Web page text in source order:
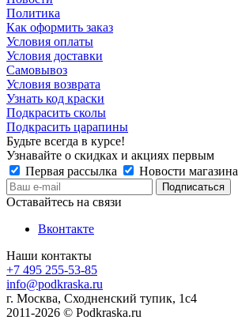
Политика
Как оформить заказ
Условия оплаты
Условия доставки
Самовывоз
Условия возврата
Узнать код краски
Подкрасить сколы
Подкрасить царапины
Будьте всегда в курсе!
Узнавайте о скидках и акциях первым
Первая рассылка
Новости магазина
Оставайтесь на связи
Вконтакте
Наши контакты
+7 495 255-53-85
info@podkraska.ru
г. Москва, Сходненский тупик, 1с4
2011-2026 © Podkraska.ru